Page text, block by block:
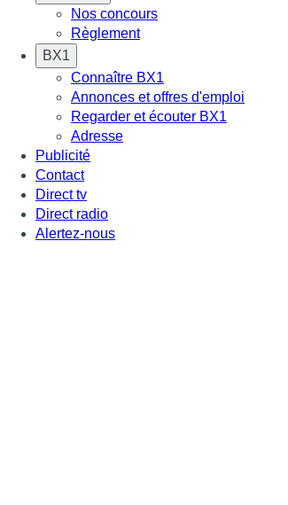
Nos concours
Règlement
BX1
Connaître BX1
Annonces et offres d'emploi
Regarder et écouter BX1
Adresse
Publicité
Contact
Direct tv
Direct radio
Alertez-nous